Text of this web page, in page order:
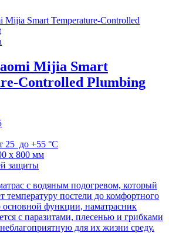
Mijia Smart
Controlled Plumbing
25 до +55 °C
x 800 мм
защиты
с водяным подогревом, который
температуру постели до комфортного
функции, наматрасник
с паразитами, плесенью и грибками
для их жизни среду.